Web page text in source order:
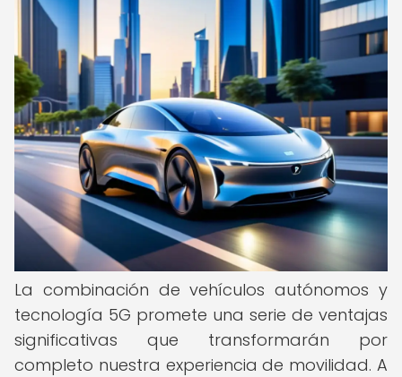
La combinación de vehículos autónomos y
tecnología 5G promete una serie de ventajas
significativas que transformarán por
completo nuestra experiencia de movilidad. A